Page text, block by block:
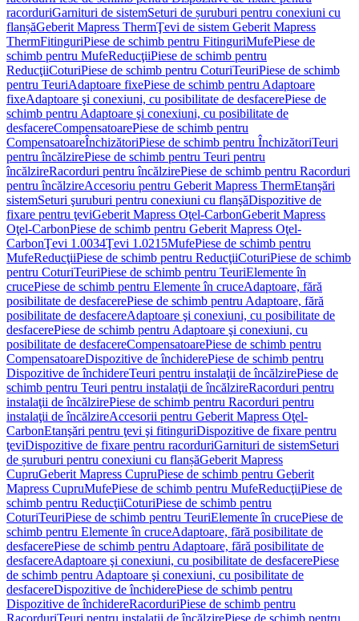
racorduriGarnituri de sistemSeturi de șuruburi pentru conexiuni cu
flanșăGeberit Mapress ThermŢevi de sistem Geberit Mapress
ThermFitinguriPiese de schimb pentru FitinguriMufePiese de
schimb pentru MufeReducţiiPiese de schimb pentru
ReducţiiCoturiPiese de schimb pentru CoturiTeuriPiese de schimb
pentru TeuriAdaptoare fixePiese de schimb pentru Adaptoare
fixeAdaptoare şi conexiuni, cu posibilitate de desfacerePiese de
schimb pentru Adaptoare şi conexiuni, cu posibilitate de
desfacereCompensatoarePiese de schimb pentru
CompensatoareÎnchizătoriPiese de schimb pentru ÎnchizătoriTeuri
pentru încălzirePiese de schimb pentru Teuri pentru
încălzireRacorduri pentru încălzirePiese de schimb pentru Racorduri
pentru încălzireAccesoriu pentru Geberit Mapress ThermEtanşări
sistemSeturi şuruburi pentru conexiuni cu flanşăDispozitive de
fixare pentru ţeviGeberit Mapress Oţel-CarbonGeberit Mapress
Oţel-CarbonPiese de schimb pentru Geberit Mapress Oţel-
CarbonŢevi 1.0034Ţevi 1.0215MufePiese de schimb pentru
MufeReducţiiPiese de schimb pentru ReducţiiCoturiPiese de schimb
pentru CoturiTeuriPiese de schimb pentru TeuriElemente în
crucePiese de schimb pentru Elemente în cruceAdaptoare, fără
posibilitate de desfacerePiese de schimb pentru Adaptoare, fără
posibilitate de desfacereAdaptoare şi conexiuni, cu posibilitate de
desfacerePiese de schimb pentru Adaptoare şi conexiuni, cu
posibilitate de desfacereCompensatoarePiese de schimb pentru
CompensatoareDispozitive de închiderePiese de schimb pentru
Dispozitive de închidereTeuri pentru instalaţii de încălzirePiese de
schimb pentru Teuri pentru instalaţii de încălzireRacorduri pentru
instalaţii de încălzirePiese de schimb pentru Racorduri pentru
instalaţii de încălzireAccesorii pentru Geberit Mapress Oţel-
CarbonEtanşări pentru ţevi şi fitinguriDispozitive de fixare pentru
ţeviDispozitive de fixare pentru racorduriGarnituri de sistemSeturi
de șuruburi pentru conexiuni cu flanșăGeberit Mapress
CupruGeberit Mapress CupruPiese de schimb pentru Geberit
Mapress CupruMufePiese de schimb pentru MufeReducţiiPiese de
schimb pentru ReducţiiCoturiPiese de schimb pentru
CoturiTeuriPiese de schimb pentru TeuriElemente în crucePiese de
schimb pentru Elemente în cruceAdaptoare, fără posibilitate de
desfacerePiese de schimb pentru Adaptoare, fără posibilitate de
desfacereAdaptoare şi conexiuni, cu posibilitate de desfacerePiese
de schimb pentru Adaptoare şi conexiuni, cu posibilitate de
desfacereDispozitive de închiderePiese de schimb pentru
Dispozitive de închidereRacorduriPiese de schimb pentru
RacorduriTeuri pentru instalaţii de încălzirePiese de schimb pentru